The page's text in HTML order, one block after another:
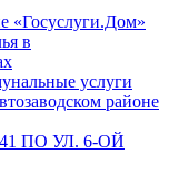
«Госуслуги.Дом»
в
услуги
районе
ПО УЛ. 6-ОЙ